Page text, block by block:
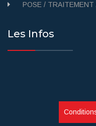
POSE / TRAITEMENT
Les Infos